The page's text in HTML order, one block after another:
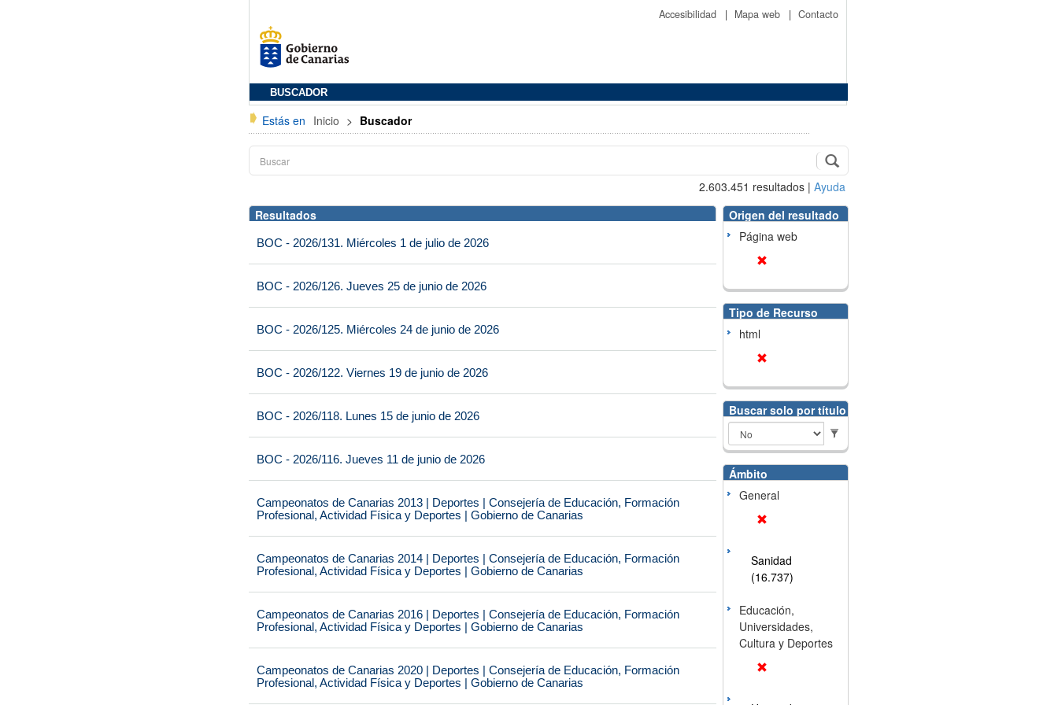
Accesibilidad | Mapa web | Contacto
BUSCADOR
Estás en Inicio > Buscador
2.603.451 resultados | Ayuda
Resultados
BOC - 2026/131. Miércoles 1 de julio de 2026
BOC - 2026/126. Jueves 25 de junio de 2026
BOC - 2026/125. Miércoles 24 de junio de 2026
BOC - 2026/122. Viernes 19 de junio de 2026
BOC - 2026/118. Lunes 15 de junio de 2026
BOC - 2026/116. Jueves 11 de junio de 2026
Campeonatos de Canarias 2013 | Deportes | Consejería de Educación, Formación
Profesional, Actividad Física y Deportes | Gobierno de Canarias
Campeonatos de Canarias 2014 | Deportes | Consejería de Educación, Formación
Profesional, Actividad Física y Deportes | Gobierno de Canarias
Campeonatos de Canarias 2016 | Deportes | Consejería de Educación, Formación
Profesional, Actividad Física y Deportes | Gobierno de Canarias
Campeonatos de Canarias 2020 | Deportes | Consejería de Educación, Formación
Profesional, Actividad Física y Deportes | Gobierno de Canarias
Origen del resultado
Página web
Tipo de Recurso
html
Buscar solo por título
Ámbito
General
Sanidad
(16.737)
Educación,
Universidades,
Cultura y Deportes